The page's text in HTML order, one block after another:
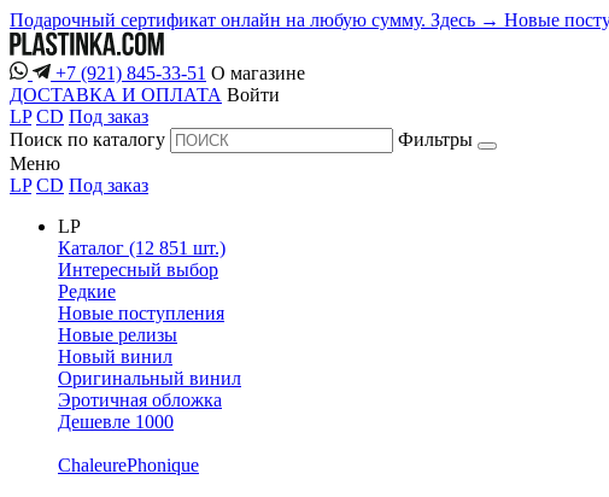
Подарочный сертификат онлайн на любую сумму. Здесь → Новые
+7 (921) 845-33-51 О магазине
ДОСТАВКА И ОПЛАТА Войти
LP CD Под заказ
Поиск по каталогу
Фильтры
Меню
LP CD Под заказ
LP
Каталог (12 851 шт.)
Интересный выбор
Редкие
Новые поступления
Новые релизы
Новый винил
Оригинальный винил
Эротичная обложка
Дешевле 1000
ChaleurePhonique